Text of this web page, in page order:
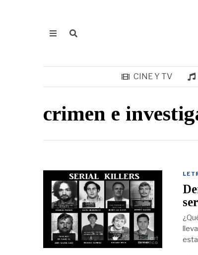
CINE Y TV
crimen e